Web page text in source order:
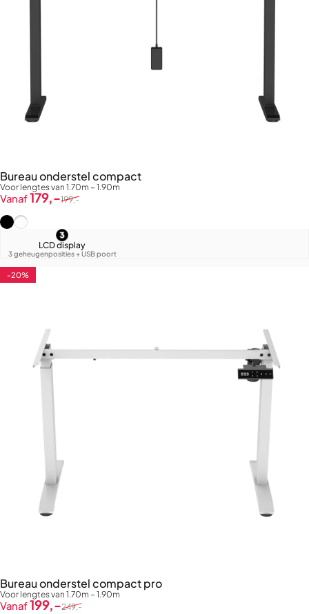
Bureau onderstel compact
Voor lengtes van 1.70m – 1.90m
Verkoopprijs
Vanaf179,-
Normale prijs199,-
Zwart (RAL9005)
Wit (RAL9016)
LCD display
3 geheugenposities + USB poort
4.8
-20%
Bureau onderstel compact pro
Voor lengtes van 1.70m – 1.90m
Verkoopprijs
Vanaf199,-
Normale prijs249,-